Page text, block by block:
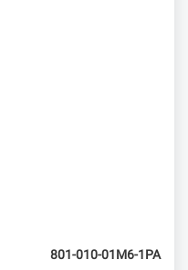
801-010-01M6-1PA